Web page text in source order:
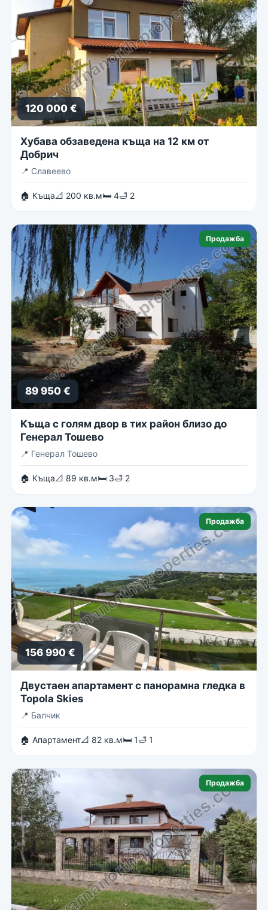
120 000 €
Хубава обзаведена къща на 12 км от
Добрич
📍 Славеево
🏠 Къща📐 200 кв.м🛏 4🛁 2
Продажба
89 950 €
Къща с голям двор в тих район близо до
Генерал Тошево
📍 Генерал Тошево
🏠 Къща📐 89 кв.м🛏 3🛁 2
Продажба
156 990 €
Двустаен апартамент с панорамна гледка в
Topola Skies
📍 Балчик
🏠 Апартамент📐 82 кв.м🛏 1🛁 1
Продажба